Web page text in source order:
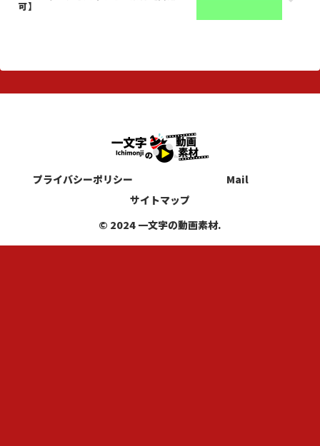
可】
プライバシーポリシー
Mail
サイトマップ
© 2024 一文字の動画素材.